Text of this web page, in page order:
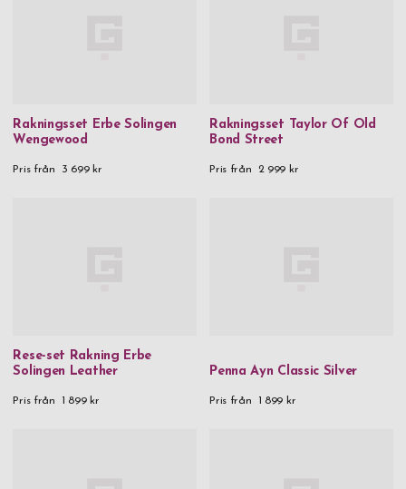
Rakningsset Erbe Solingen
Wengewood
Pris från 3 699 kr
Rakningsset Taylor Of Old
Bond Street
Pris från 2 999 kr
Rese-set Rakning Erbe
Solingen Leather
Pris från 1 899 kr
Penna Ayn Classic Silver
Pris från 1 899 kr